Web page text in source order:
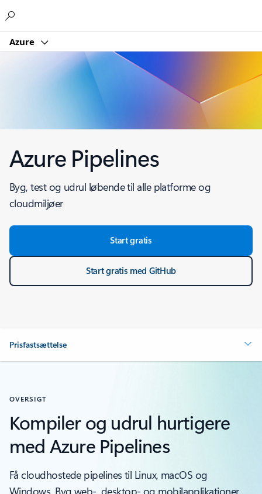
Azure
Azure Pipelines
Byg, test og udrul løbende til alle platforme og
cloudmiljøer
Start gratis
Start gratis med GitHub
Prisfastsættelse
OVERSIGT
Kompiler og udrul hurtigere
med Azure Pipelines
Få cloudhostede pipelines til Linux, macOS og
Windows. Byg web-, desktop- og mobilapplikationer.